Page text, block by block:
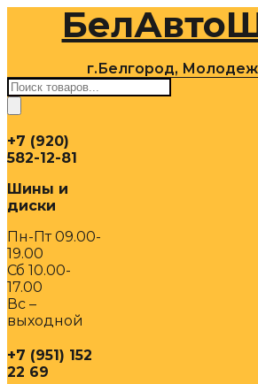
содержимому
г.Белгород,
Поиск
товаров
+7 (920)
582-12-81
Шины и
диски
Пн-Пт 09.00-
19.00
Сб 10.00-
17.00
Вс –
выходной
+7 (951) 152
22 69